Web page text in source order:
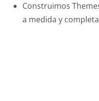
Construimos
a medida y